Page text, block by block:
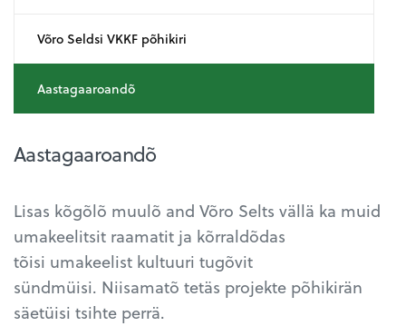
Võro Seldsi VKKF põhikiri
Aastagaaroandõ
Aastagaaroandõ
Lisas kõgõlõ muulõ and Võro Selts vällä ka muid
umakeelitsit raamatit ja kõrraldõdas
tõisi umakeelist kultuuri tugõvit
sündmüisi. Niisamatõ tetäs projekte põhikirän
säetüisi tsihte perrä.